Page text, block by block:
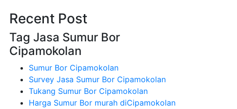
Recent Post
Tag Jasa Sumur Bor
Cipamokolan
Sumur Bor Cipamokolan
Survey Jasa Sumur Bor Cipamokolan
Tukang Sumur Bor Cipamokolan
Harga Sumur Bor murah diCipamokolan